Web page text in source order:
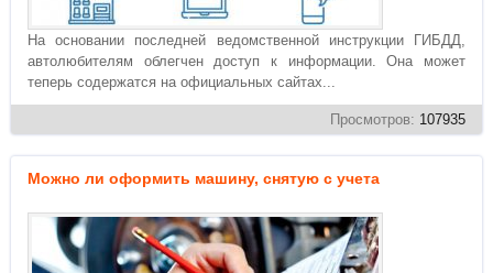
На основании последней ведомственной инструкции ГИБДД,
автолюбителям облегчен доступ к информации. Она может
теперь содержатся на официальных сайтах...
Просмотров: 107935
Можно ли оформить машину, снятую с учета